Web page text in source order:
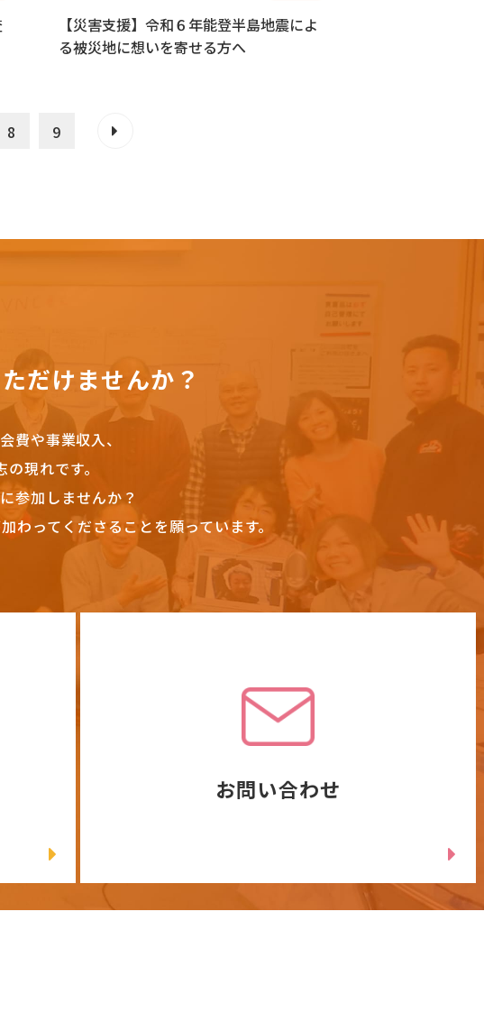
【災害支援】令和６年能登半島地震によ
る被災地に想いを寄せる方へ
8 9
だけませんか？
費や事業収入、
現れです。
参加しませんか？
ってくださることを願っています。
お問い合わせ